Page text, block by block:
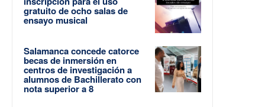
gratuito de ocho salas de
ensayo musical
Salamanca concede catorce
becas de inmersión en
centros de investigación a
alumnos de Bachillerato con
nota superior a 8